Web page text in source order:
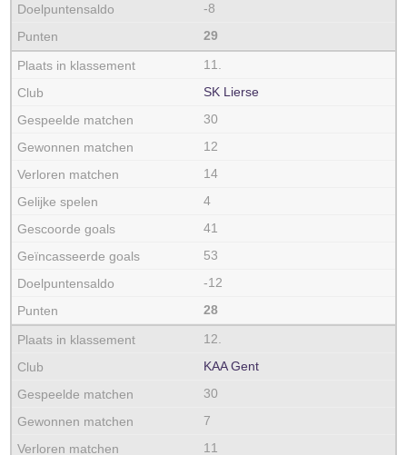
-8
29
11.
SK Lierse
30
12
14
4
41
53
-12
28
12.
KAA Gent
30
7
11